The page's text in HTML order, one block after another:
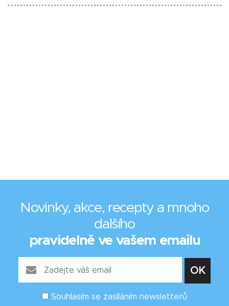
Novinky, akce, recepty a mnoho
dalšího
pravidelně ve vašem emailu
Souhlasím se zasíláním newsletterů